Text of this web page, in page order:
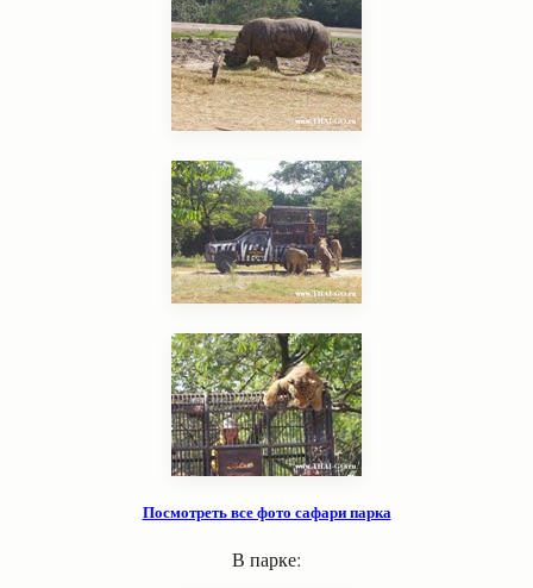
Посмотреть все фото сафари парка
В парке: